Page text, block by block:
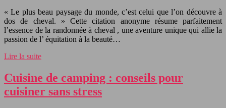
« Le plus beau paysage du monde, c’est celui que l’on découvre à
dos de cheval. » Cette citation anonyme résume parfaitement
l’essence de la randonnée à cheval , une aventure unique qui allie la
passion de l’ équitation à la beauté…
Lire la suite
Cuisine de camping : conseils pour
cuisiner sans stress